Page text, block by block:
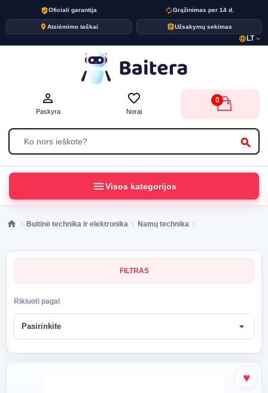
verified_userOficiali garantija autorenewGrąžinimas per 14 d.
placeAtsiėmimo taškai assignmentUžsakymų sekimas
language LTexpand_more
search
person_outline
Paskyra
favorite_border
Norai
0
menuVisos kategorijos
Buitinė technika ir elektronika Namų technika
FILTRAS
Rikiuoti pagal
Pasirinkite arrow_drop_down